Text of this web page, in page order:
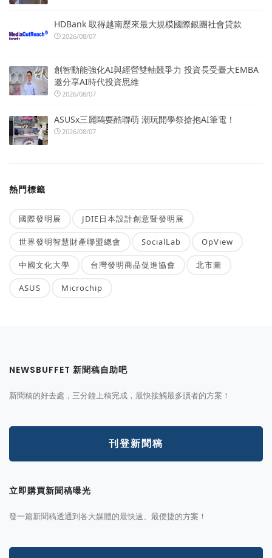
HDBank 取得越南歷來最大規模國際銀團社會貸款
2026/08/07
創智動能強化AI與經營雙軸競爭力 投資長受臺大EMBA
邀分享AI時代投資思維
2026/08/07
ASUSx三麗鷗耍酷聯萌 潮玩開學祭搶抱AI筆電！
2026/08/07
熱門標籤
國際發明展 JDIE日本設計創意暨發明展
世界發明智慧財產聯盟總會 SocialLab OpView
中國文化大學 台灣發明商品促進協會 北市圖
ASUS Microchip
NEWSBUFFET 新聞稿自助吧
新聞稿的好去處，三分鐘上稿完成，最快接觸最多讀者的方案！
刊登新聞稿
立即購買新聞稿曝光
發一篇新聞稿透通到各大媒體的最快速、最便捷的方案！